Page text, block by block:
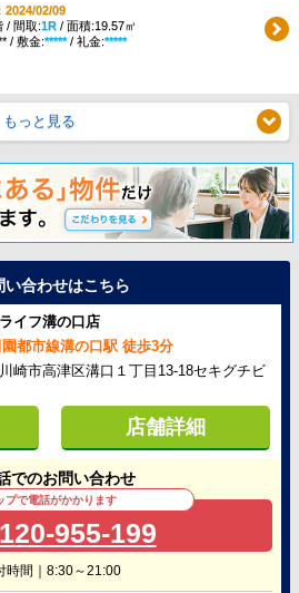
2024/02/09
/ 間取:1R/ 面積:19.57㎡
/ 敷金:*****/ 礼金:*****
もっと見る
合わせはこちら
イフ溝の口店
都市線溝の口駅 徒歩3分
崎市高津区溝口１丁目13-18セキグチビ
店舗詳細
でのお問い合わせ
プで電話がかかります
955-199
時間｜8:30～21:00